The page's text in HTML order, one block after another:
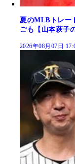
夏のMLBトレー
ごも【山本萩子
2026年08月07日